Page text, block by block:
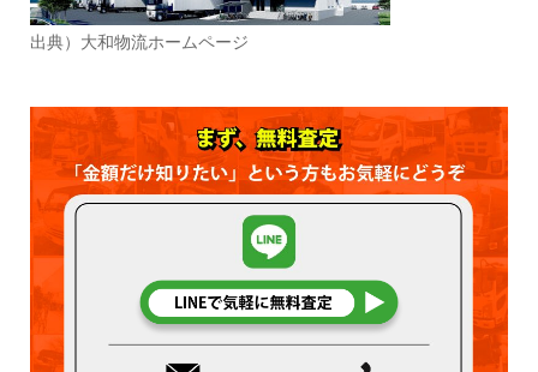
出典）大和物流ホームページ